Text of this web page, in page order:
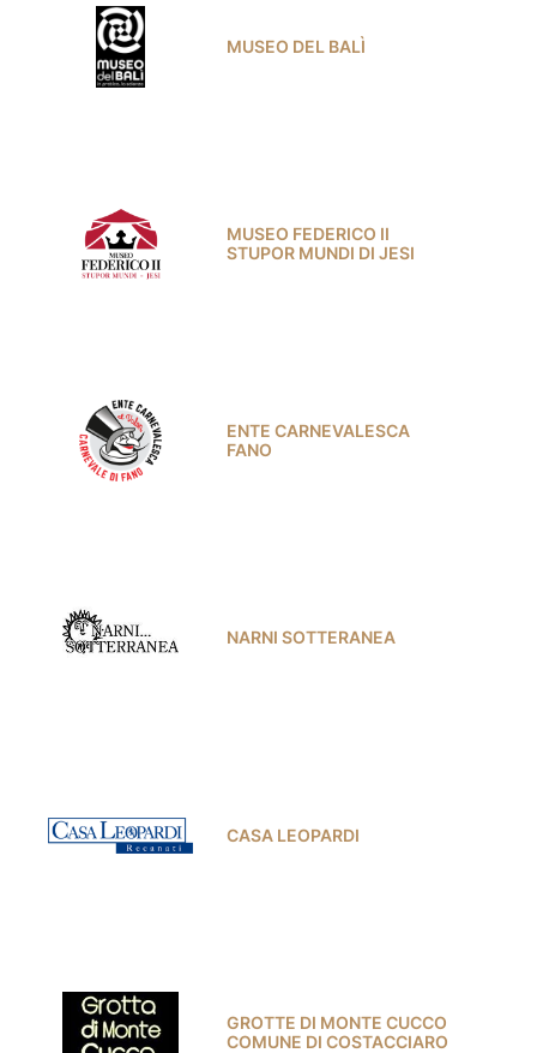
MUSEO DEL BALÌ
MUSEO FEDERICO II
STUPOR MUNDI DI JESI
ENTE CARNEVALESCA
FANO
NARNI SOTTERANEA
CASA LEOPARDI
GROTTE DI MONTE CUCCO
COMUNE DI COSTACCIARO